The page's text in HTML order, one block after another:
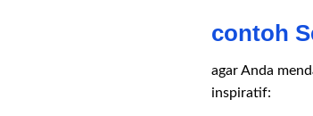
contoh
agar Anda
inspiratif: